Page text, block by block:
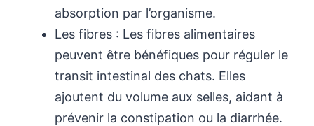
absorption par l’organisme.
Les fibres : Les fibres alimentaires
peuvent être bénéfiques pour réguler le
transit intestinal des chats. Elles
ajoutent du volume aux selles, aidant à
prévenir la constipation ou la diarrhée.